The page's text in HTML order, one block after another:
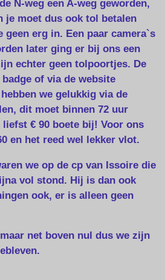
N-weg een A-weg geworden,
je moet dus ook tol betalen
geen erg in. Een paar camera`s
later ging er bij ons een
echter geen tolpoortjes. De
of via de website
we gelukkig via de
dit moet binnen 72 uur
€ 90 boete bij! Voor ons
en het reed wel lekker vlot.
we op de cp van Issoire die
vol stond. Hij is dan ook
ook, er is alleen geen
net boven nul dus we zijn